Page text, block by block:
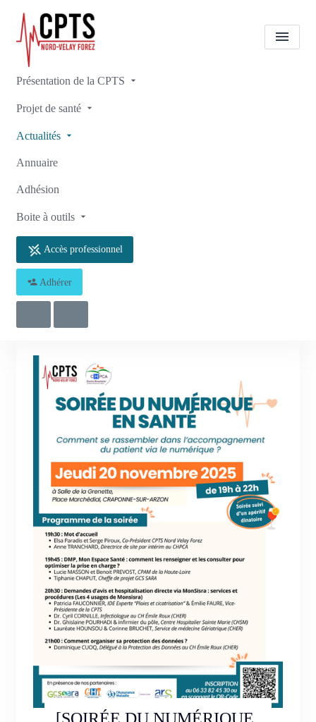
Présentation de la CPTS
Projet de santé
Actualités
Annuaire
Adhésion
Boite à outils
Accès professionnel
Adhérer
Notre actualité
NUMÉRIQUE EN SANTÉ À
CRAPONNE-SUR-ARZON
[SOIRÉE DU NUMÉRIQUE EN SANTÉ À CRAPONNE-SUR-ARZON